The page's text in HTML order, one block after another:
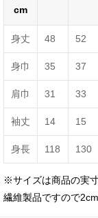
cm
身丈 48 52
身巾 35 37
肩巾 31 33
袖丈 14 15
身長 118 130
※サイズは商品の実
繊維製品ですので